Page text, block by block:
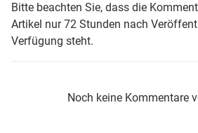
Bitte beachten Sie, dass die
Artikel nur 72 Stunden nach
Verfügung steht.
Noch keine Kommentare